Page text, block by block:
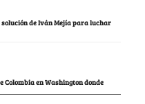
de Iván Mejía para luchar
Colombia en Washington donde